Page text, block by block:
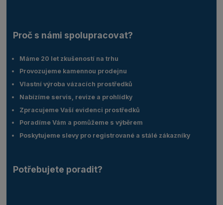
Proč s námi spolupracovat?
Máme 20 let zkušeností na trhu
Provozujeme kamennou prodejnu
Vlastní výroba vázacích prostředků
Nabízíme servis, revize a prohlídky
Zpracujeme Vaší evidenci prostředků
Poradíme Vám a pomůžeme s výběrem
Poskytujeme slevy pro registrované a stálé zákazníky
Potřebujete poradit?